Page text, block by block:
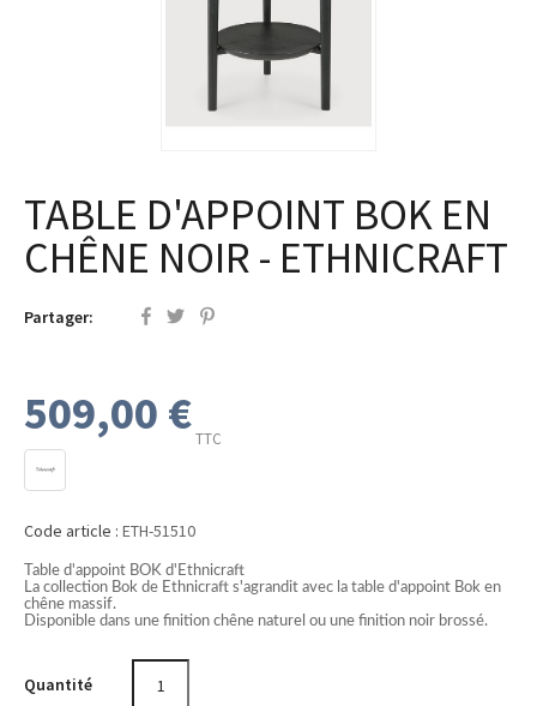
TABLE D'APPOINT BOK EN
CHÊNE NOIR - ETHNICRAFT
Partager:
509,00 €TTC
Code article : ETH-51510
Table d'appoint BOK d'Ethnicraft
La collection Bok de Ethnicraft s'agrandit avec la table d'appoint Bok en
chêne massif.
Disponible dans une finition chêne naturel ou une finition noir brossé.
Quantité